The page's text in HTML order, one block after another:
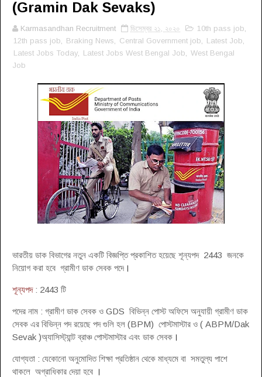
(Gramin Dak Sevaks)
Karmasandhan Recruitment ডিসেম্বর ২১, ২০২০ 10th pass job
12th pass job
Braking News Central Government job Latest Job
Latest Jobs Today
Latest Jobs West Bengal Job
West Bengal
Job
ভারতীয় ডাক বিভাগের নতুন একটি বিজ্ঞপ্তি প্রকাশিত হয়েছে শূন্যপদ 2443 জনকে
নিয়োগ করা হবে গ্রামীণ ডাক সেবক পদে ।
শূন্যপদ: 2443 টি
পদের নাম : গ্রামীণ ডাক সেবক ও GDS বিভিন্ন পোস্ট অফিসে অনুযায়ী গ্রামীণ ডাক
সেবক এর বিভিন্ন পদ রয়েছে পদ গুলি হল (BPM) পোস্টমাস্টার ও ( ABPM/Dak
Sevak )অ্যাসিস্ট্যান্ট ব্রাঞ্চ পোস্টমাস্টার এবং ডাক সেবক ।
যোগ্যতা : যেকোনো অনুমোদিত শিক্ষা প্রতিষ্ঠান থেকে মাধ্যমে বা সমতুল্য পাশে
থাকলে অগ্রাধিকার দেয়া হবে ।